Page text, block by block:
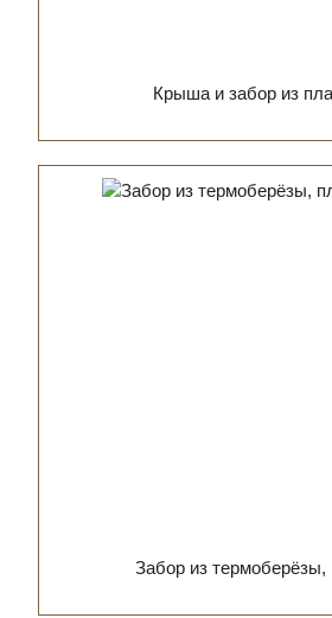
Крыша и забор из
Забор из термоберёзы,